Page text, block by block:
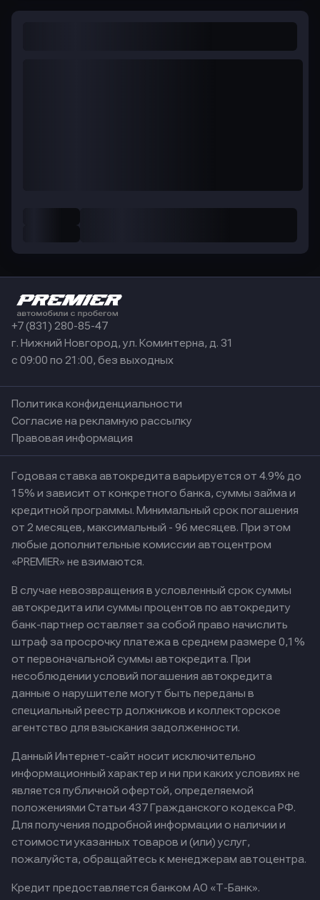
+7 (831) 280-85-47
г. Нижний Новгород, ул. Коминтерна, д. 31
с 09:00 по 21:00, без выходных
Политика конфиденциальности
Согласие на рекламную рассылку
Правовая информация
Годовая ставка автокредита варьируется от 4.9% до
15% и зависит от конкретного банка, суммы займа и
кредитной программы. Минимальный срок погашения
от 2 месяцев, максимальный - 96 месяцев. При этом
любые дополнительные комиссии автоцентром
«PREMIER» не взимаются.
В случае невозвращения в условленный срок суммы
автокредита или суммы процентов по автокредиту
банк-партнер оставляет за собой право начислить
штраф за просрочку платежа в среднем размере 0,1%
от первоначальной суммы автокредита. При
несоблюдении условий погашения автокредита
данные о нарушителе могут быть переданы в
специальный реестр должников и коллекторское
агентство для взыскания задолженности.
Данный Интернет-сайт носит исключительно
информационный характер и ни при каких условиях не
является публичной офертой, определяемой
положениями Статьи 437 Гражданского кодекса РФ.
Для получения подробной информации о наличии и
стоимости указанных товаров и (или) услуг,
пожалуйста, обращайтесь к менеджерам автоцентра.
Кредит предоставляется банком АО «Т-Банк».